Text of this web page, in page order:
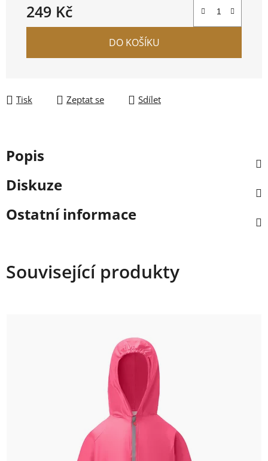
249 Kč
Měrná cena:
DO KOŠÍKU
Tisk Zeptat se Sdílet
Popis
Diskuze
Ostatní informace
Související produkty